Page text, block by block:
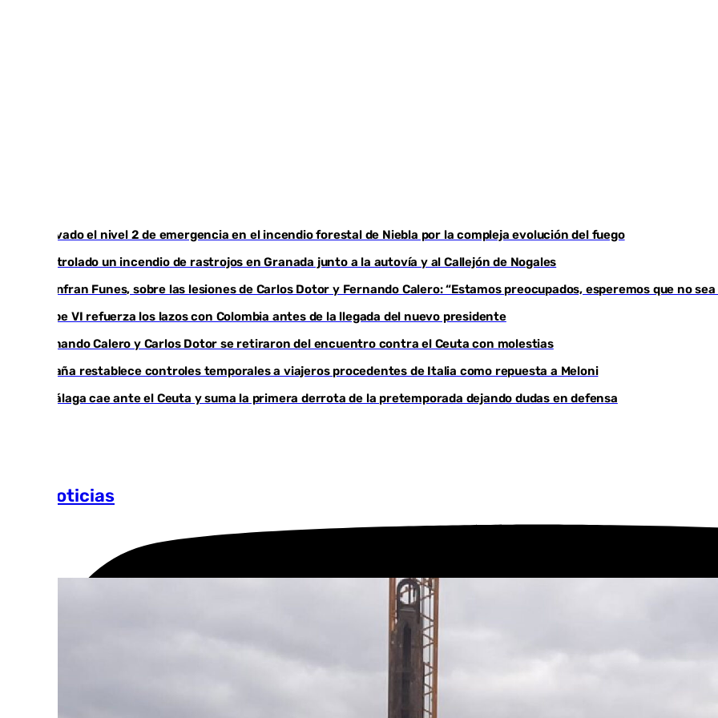
Youtube
Activado el nivel 2 de emergencia en el incendio forestal de Niebla por la compleja evolución del fuego
Controlado un incendio de rastrojos en Granada junto a la autovía y al Callejón de Nogales
Juanfran Funes, sobre las lesiones de Carlos Dotor y Fernando Calero: “Estamos preocupados, esperemos que no sea
Felipe VI refuerza los lazos con Colombia antes de la llegada del nuevo presidente
Fernando Calero y Carlos Dotor se retiraron del encuentro contra el Ceuta con molestias
España restablece controles temporales a viajeros procedentes de Italia como repuesta a Meloni
El Málaga cae ante el Ceuta y suma la primera derrota de la pretemporada dejando dudas en defensa
Más noticias